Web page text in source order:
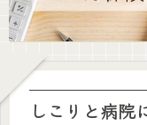
しこりと病院